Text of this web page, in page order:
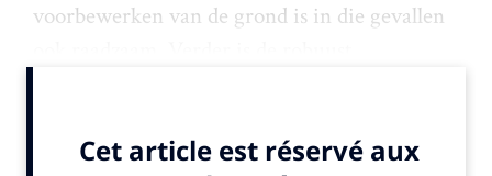
voorbewerken van de grond is in die gevallen